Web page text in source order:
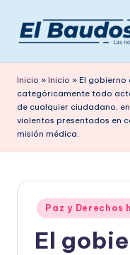
Saltar
contenido
e
ri
ó
d
en
contexto
Inicio » Inicio » El
categóricamente todo
de cualquier ciudadano,
violentos presentados en
misión médica.
Publicado
en
Paz y Derechos
El